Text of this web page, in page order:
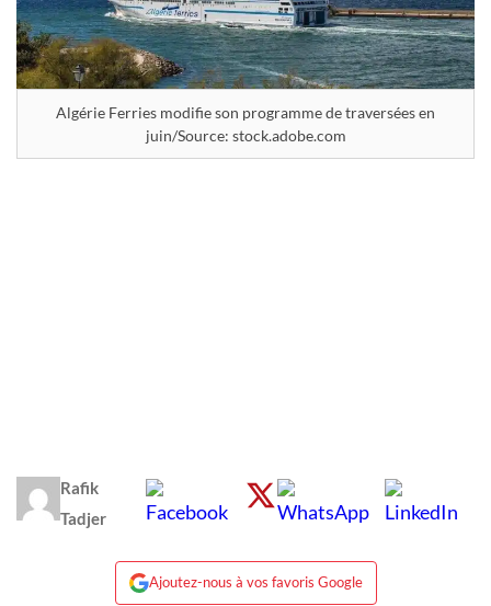
Algérie Ferries modifie son programme de traversées en
juin/Source: stock.adobe.com
Rafik
Tadjer
Ajoutez-nous à vos favoris Google